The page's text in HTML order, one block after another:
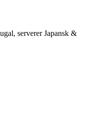
serverer Japansk &